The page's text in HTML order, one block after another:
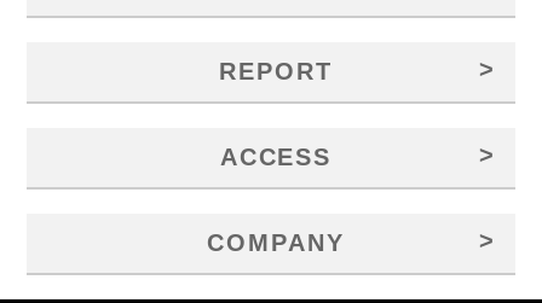
REPORT >
ACCESS >
COMPANY >